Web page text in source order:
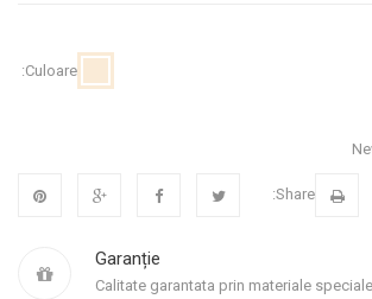
Culoare:
Share:
Garanție
Calitate garantata prin materiale